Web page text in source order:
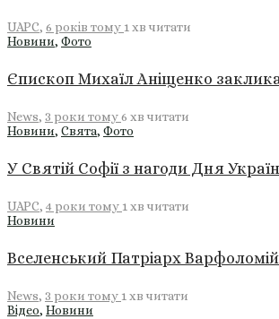
UAPC, 6 років тому 1 хв читати
Новини, Фото
Єпископ Михаїл Аніщенко
News, 3 роки тому6 хв читати
Новини, Свята, Фото
У Святій Софії з нагоди Дня
UAPC, 4 роки тому 1 хв читати
Новини
Вселенський Патріарх
News, 3 роки тому 1 хв читати
Відео, Новини